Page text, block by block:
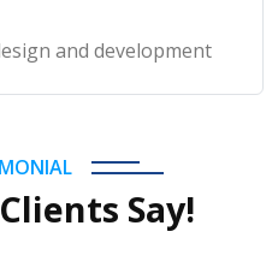
and development
Say!